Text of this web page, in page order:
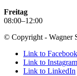
Freitag
08:00–12:00
© Copyright - Wagner
Link to Facebook
Link to Instagram
Link to LinkedIn